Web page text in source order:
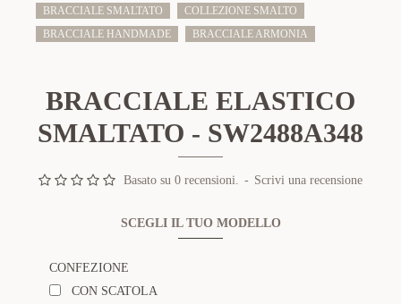
BRACCIALE SMALTATO
COLLEZIONE SMALTO
BRACCIALE HANDMADE
BRACCIALE ARMONIA
BRACCIALE ELASTICO
SMALTATO - SW2488A348
Basato su 0 recensioni. - Scrivi una recensione
SCEGLI IL TUO MODELLO
CONFEZIONE
CON SCATOLA